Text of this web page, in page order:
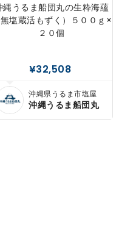
縄うるま船団丸の生粋海蘊
無塩蔵活もずく）５００ｇ×
２０個
¥32,508
沖縄県うるま市塩屋
沖縄うるま船団丸